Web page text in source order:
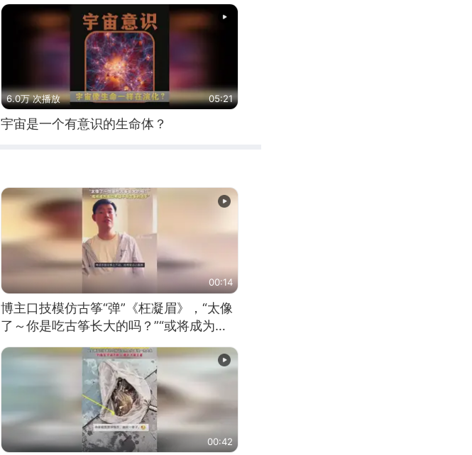
6.0万 次播放 05:21
宇宙是一个有意识的生命体？
00:14
博主口技模仿古筝“弹”《枉凝眉》，“太像
了～你是吃古筝长大的吗？”“或将成为首
日电讯）
00:42